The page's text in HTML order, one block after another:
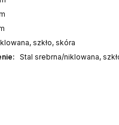
szkło, skóra
Stal srebrna/niklowana,